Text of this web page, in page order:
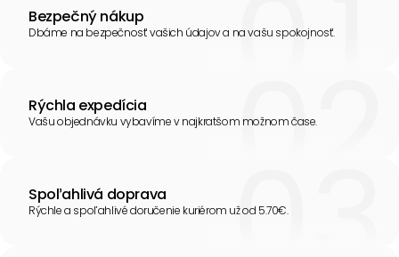
Bezpečný nákup
Dbáme na bezpečnosť vašich údajov a na vašu spokojnosť.
Rýchla expedícia
Vašu objednávku vybavíme v najkratšom možnom čase.
Spoľahlivá doprava
Rýchle a spoľahlivé doručenie kuriérom už od 5.70€.